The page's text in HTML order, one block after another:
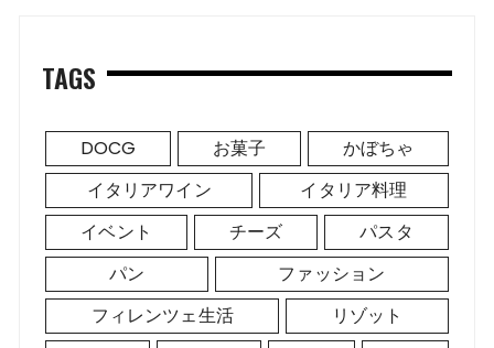
TAGS
DOCG お菓子
かぼちゃ
イタリアワイン
イタリア料理
イベント
チーズ
パスタ
パン
ファッション
フィレンツェ生活
リゾット